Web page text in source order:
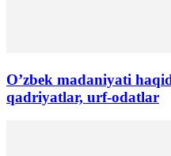
O’zbek madaniyati
qadriyatlar, urf-odatlar